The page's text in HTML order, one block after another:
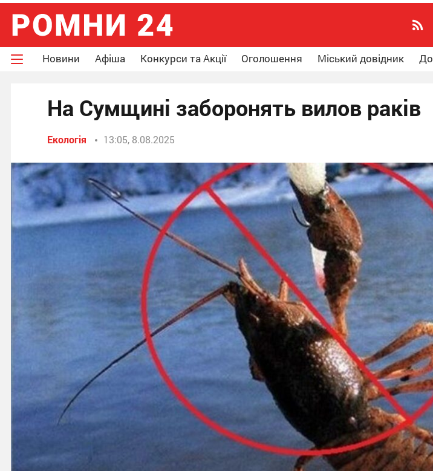
Новини Афіша Конкурси та Акції Оголошення Міський довідник
На Сумщині заборонять вилов раків
Екологія 13:05, 8.08.2025